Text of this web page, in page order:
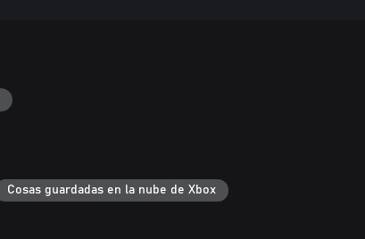
Cosas guardadas en la nube de Xbox